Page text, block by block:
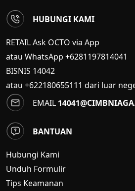
HUBUNGI KAMI
RETAIL Ask OCTO via App
atau WhatsApp +6281197814041
BISNIS 14042
atau +622180655111 dari luar
EMAIL
BANTUAN
Hubungi Kami
Unduh Formulir
Tips Keamanan